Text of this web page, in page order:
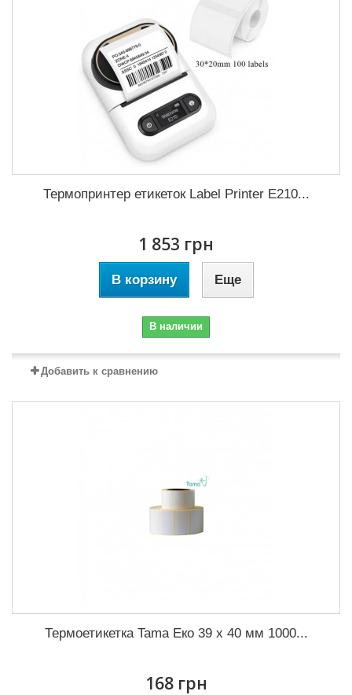
Термопринтер етикеток Label Printer E210...
1 853 грн
В корзину Еще
В наличии
Добавить к сравнению
Термоетикетка Tama Еко 39 x 40 мм 1000...
168 грн